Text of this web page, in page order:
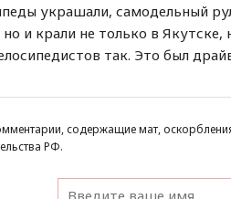
украшали, самодельный
и крали не только в
так. Это был
содержащие мат,
РФ.